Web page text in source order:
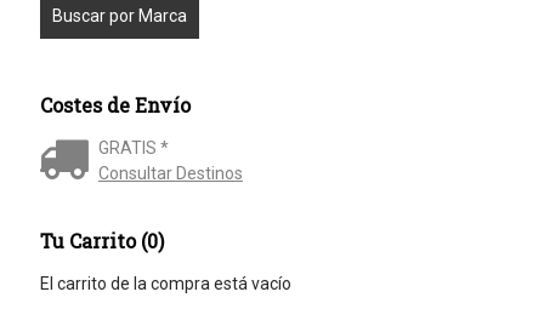
Costes de Envío
GRATIS *
Consultar Destinos
Tu Carrito (0)
El carrito de la compra está vacío